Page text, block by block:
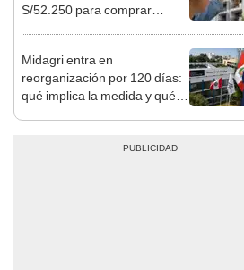
S/52.250 para comprar
Midagri entra en
reorganización por 120 días:
qué implica la medida y qué